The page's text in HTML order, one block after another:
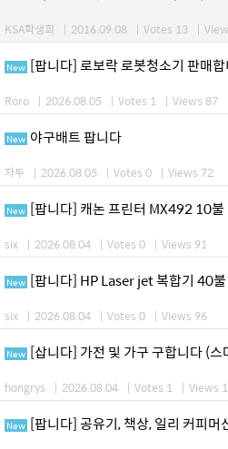
KSA학생회 | 2016.09.08 | Votes 13 |
New [팝니다] 로보락 로봇청소기 판매
Roro | 2026.08.05 | Votes 1 | Views 87
New 야구배트 팝니다
자두 | 2026.08.05 | Votes 0 | Views 72
New [팝니다] 캐논 프린터 MX492 10불
six | 2026.08.04 | Votes 0 | Views 91
New [팝니다] HP Laser jet 복합기 40불
six | 2026.08.04 | Votes 0 | Views 96
New [삽니다] 가전 및 가구 구합니다 (
hongrys | 2026.08.04 | Votes 1 | Views
New [팝니다] 공유기, 책상, 일리 커피머